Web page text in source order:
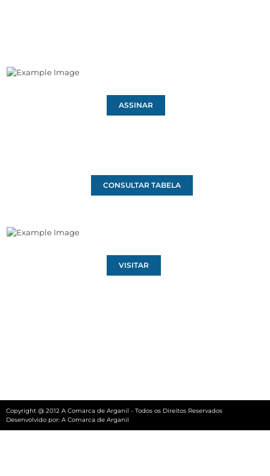
ASSINAR
CONSULTAR TABELA
VISITAR
Copyright @ 2012 A Comarca de Arganil - Todos os Direitos Reservados
Desenvolvido por: A Comarca de Arganil